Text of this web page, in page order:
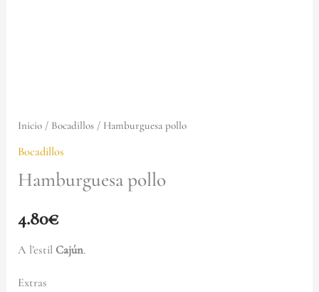
Inicio / Bocadillos / Hamburguesa pollo
Bocadillos
Hamburguesa pollo
4.80€
A l’estil Cajún.
Extras